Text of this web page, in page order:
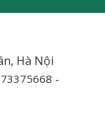
Hà Nội
-